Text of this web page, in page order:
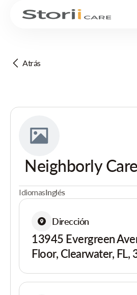
Atrás
Neighborly
IdiomasInglés
Dirección
13945 Evergreen
Floor, Clearwater, FL,